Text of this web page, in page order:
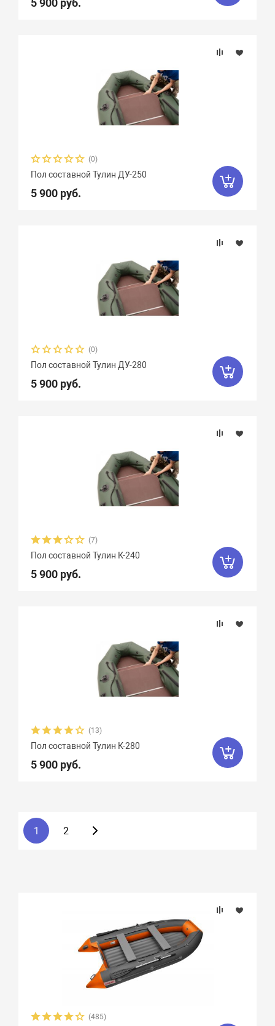
5 900 руб.
(0)
Пол составной Тулин ДУ-250
5 900 руб.
(0)
Пол составной Тулин ДУ-280
5 900 руб.
(7)
Пол составной Тулин К-240
5 900 руб.
(13)
Пол составной Тулин К-280
5 900 руб.
1 2
(485)